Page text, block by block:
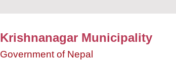
Krishnanagar Municipality
Government of Nepal